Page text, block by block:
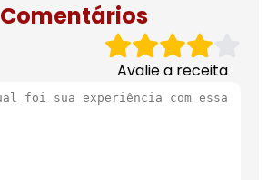
Comentários
Avalie a receita